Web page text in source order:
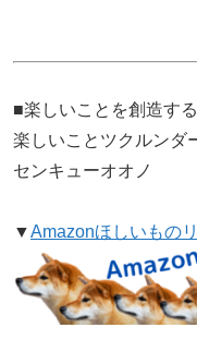
■楽しいことを創造する
楽しいことツクルンダ
センキューオオノ
▼Amazonほしいもの